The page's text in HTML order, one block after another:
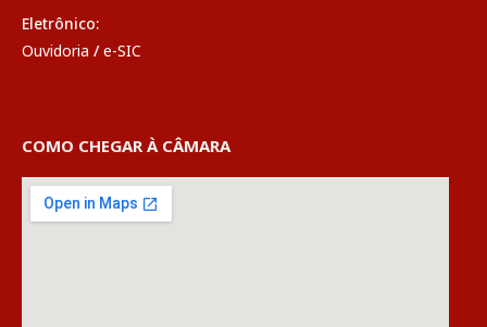
Eletrônico:
Ouvidoria / e-SIC
COMO CHEGAR À CÂMARA